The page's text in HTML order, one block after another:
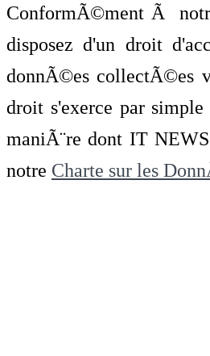
ConformÃ©ment Ã
disposez d'un droit
donnÃ©es collectÃ©es
droit s'exerce par
maniÃ¨re dont IT
notre Charte sur les